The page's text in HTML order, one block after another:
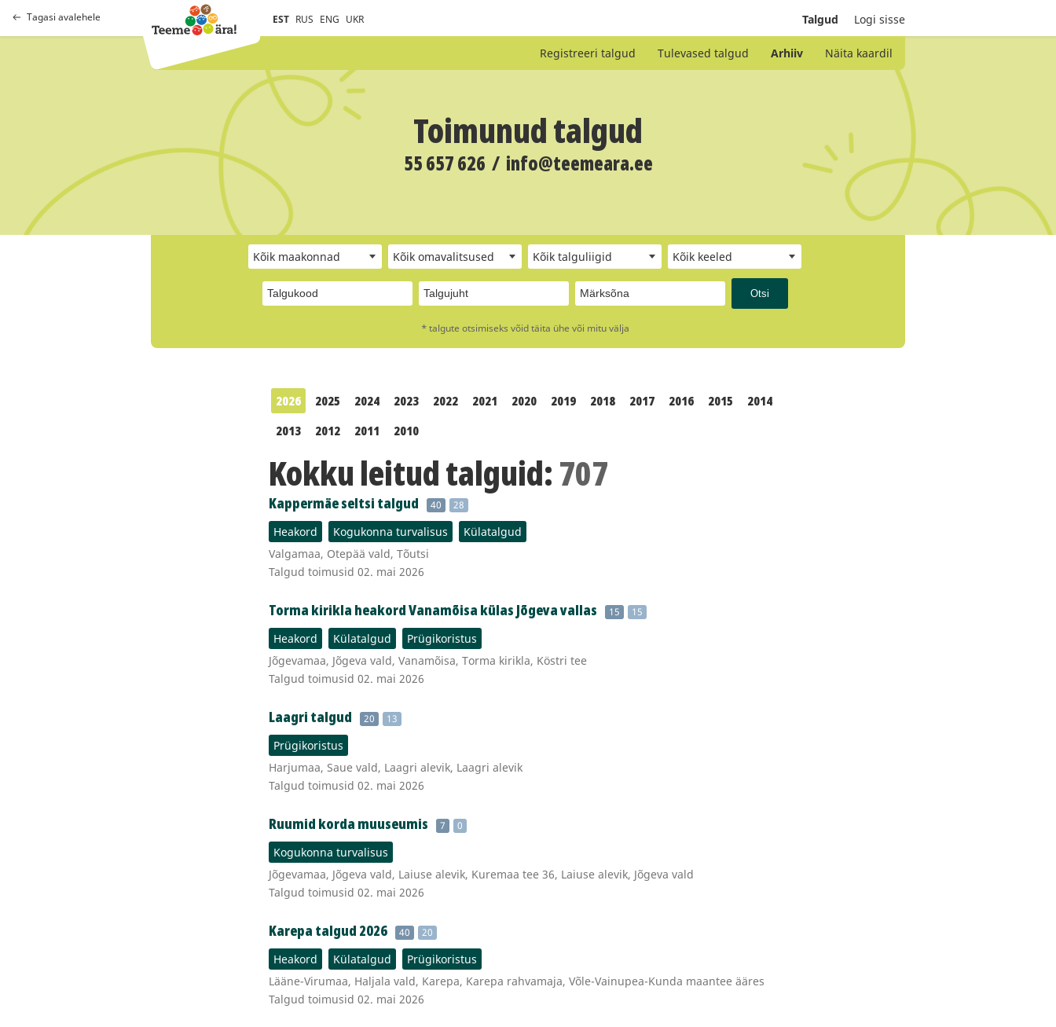
Tagasi avalehele EST RUS ENG UKR Talgud Logi sisse
Registreeri talgud Tulevased talgud Arhiiv Näita kaardil
Toimunud talgud
55 657 626 / info@teemeara.ee
Kõik maakonnad Kõik omavalitsused Kõik talguliigid Kõik keeled
* talgute otsimiseks võid täita ühe või mitu välja
2026 2025 2024 2023 2022 2021 2020 2019 2018 2017 2016 2015
2014
2013
2012 2011 2010
Kokku leitud talguid:707
Kappermäe seltsi talgud 40 28
Heakord Kogukonna turvalisus
Külatalgud
Valgamaa, Otepää vald, Tõutsi
Talgud toimusid 02. mai 2026
Torma kirikla heakord Vanamõisa külas Jõgeva vallas 15 15
Heakord Külatalgud
Prügikoristus
Jõgevamaa, Jõgeva vald, Vanamõisa, Torma kirikla, Köstri tee
Talgud toimusid 02. mai 2026
Laagri talgud 20 13
Prügikoristus
Harjumaa, Saue vald, Laagri alevik, Laagri alevik
Talgud toimusid 02. mai 2026
Ruumid korda muuseumis 7 0
Kogukonna turvalisus
Jõgevamaa, Jõgeva vald, Laiuse alevik, Kuremaa tee 36, Laiuse alevik, Jõgeva vald
Talgud toimusid 02. mai 2026
Karepa talgud 2026 40 20
Heakord Külatalgud
Prügikoristus
Lääne-Virumaa, Haljala vald, Karepa, Karepa rahvamaja, Võle-Vainupea-Kunda maantee ääres
Talgud toimusid 02. mai 2026